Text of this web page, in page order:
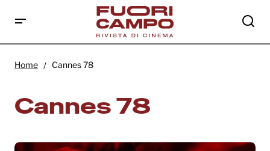
Home Cannes 78
Cannes 78